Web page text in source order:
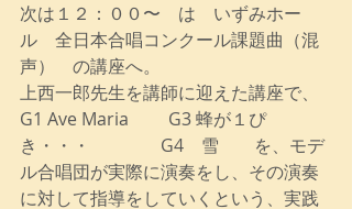
次は１２：００〜　は　いずみホー
ル　全日本合唱コンクール課題曲（混
声）　の講座へ。
上西一郎先生を講師に迎えた講座で、
G1 Ave Maria         G3 蜂が１ぴ
き・・・　　　　G4　雪　　を、モデ
ル合唱団が実際に演奏をし、その演奏
に対して指導をしていくという、実践